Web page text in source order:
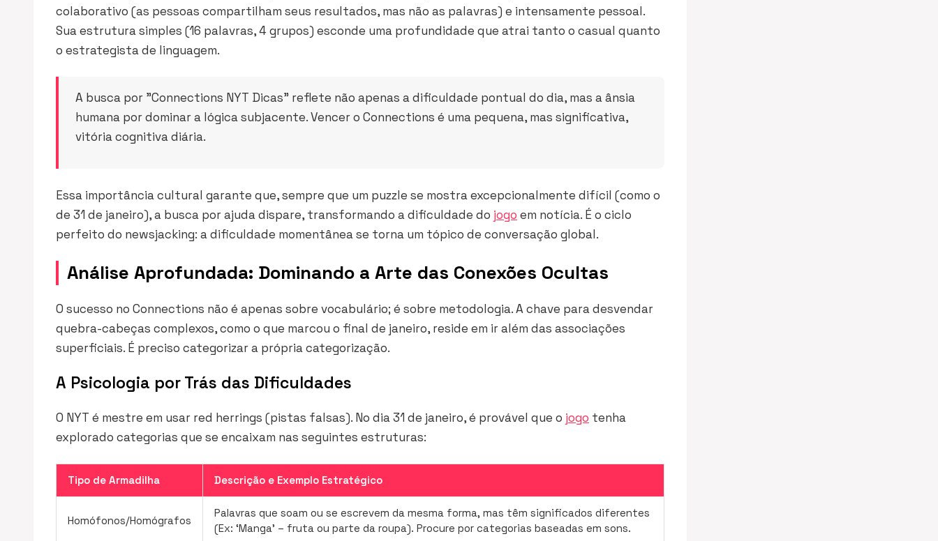
colaborativo (as pessoas compartilham seus resultados, mas não as palavras) e intensamente pessoal.
Sua estrutura simples (16 palavras, 4 grupos) esconde uma profundidade que atrai tanto o casual quanto
o estrategista de linguagem.
A busca por "Connections NYT Dicas" reflete não apenas a dificuldade pontual do dia, mas a ânsia
humana por dominar a lógica subjacente. Vencer o Connections é uma pequena, mas significativa,
vitória cognitiva diária.
Essa importância cultural garante que, sempre que um puzzle se mostra excepcionalmente difícil (como o
de 31 de janeiro), a busca por ajuda dispare, transformando a dificuldade do jogo em notícia. É o ciclo
perfeito do newsjacking: a dificuldade momentânea se torna um tópico de conversação global.
Análise Aprofundada: Dominando a Arte das Conexões Ocultas
O sucesso no Connections não é apenas sobre vocabulário; é sobre metodologia. A chave para desvendar
quebra-cabeças complexos, como o que marcou o final de janeiro, reside em ir além das associações
superficiais. É preciso categorizar a própria categorização.
A Psicologia por Trás das Dificuldades
O NYT é mestre em usar red herrings (pistas falsas). No dia 31 de janeiro, é provável que o jogo tenha
explorado categorias que se encaixam nas seguintes estruturas:
Tipo de Armadilha Descrição e Exemplo Estratégico
Homófonos/Homógrafos
Palavras que soam ou se escrevem da mesma forma, mas têm significados diferentes
(Ex: ‘Manga’ – fruta ou parte da roupa). Procure por categorias baseadas em sons.